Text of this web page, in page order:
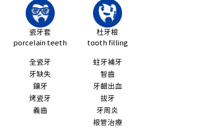
瓷牙套
porcelain teeth
全瓷牙
牙缺失
鑲牙
烤瓷牙
義齒
杜牙根
tooth filling
蛀牙補牙
智齒
牙齦出血
拔牙
牙周炎
根管治療